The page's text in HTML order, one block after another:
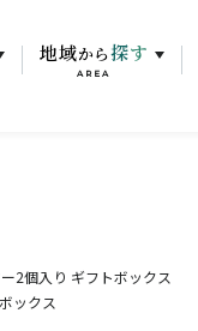
地域から 探す
AREA
2個入り ギフトボックス
ックス